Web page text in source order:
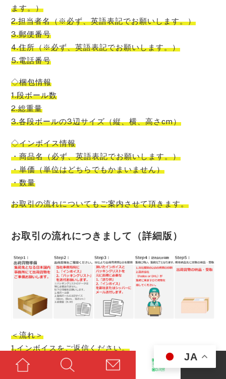
ます。）
2.担当者名（※必ず、英語表記でお願いします。）
3.郵便番号
4.住所（※必ず、英語表記でお願いします。）
5.電話番号
◇梱包情報
1.段ボール数
2.総重量
3.各段ボールの3辺サイズ（縦、横、高さcm）
◇インボイス情報
・商品名（必ず、英語表記でお願いします。）
・単価（単位はどちらでもかまいません）
・数量
お取引の流れについてもご案内させて頂きます。
お取引の流れにつきまして（詳細版）
＜流れ＞
1.インボイスをご返信ください。
2.情報問題なければ、集荷予約をかけます。
JA